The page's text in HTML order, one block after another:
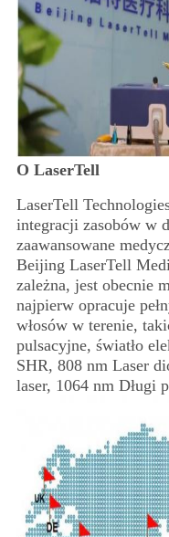
O LaserTell
LaserTell
integracji zasobów w
zaawansowane
Beijing LaserTell
zależna, jest obecnie
najpierw opracuje
włosów w terenie,
pulsacyjne, światło
SHR, 808 nm Laser
laser, 1064 nm Długi